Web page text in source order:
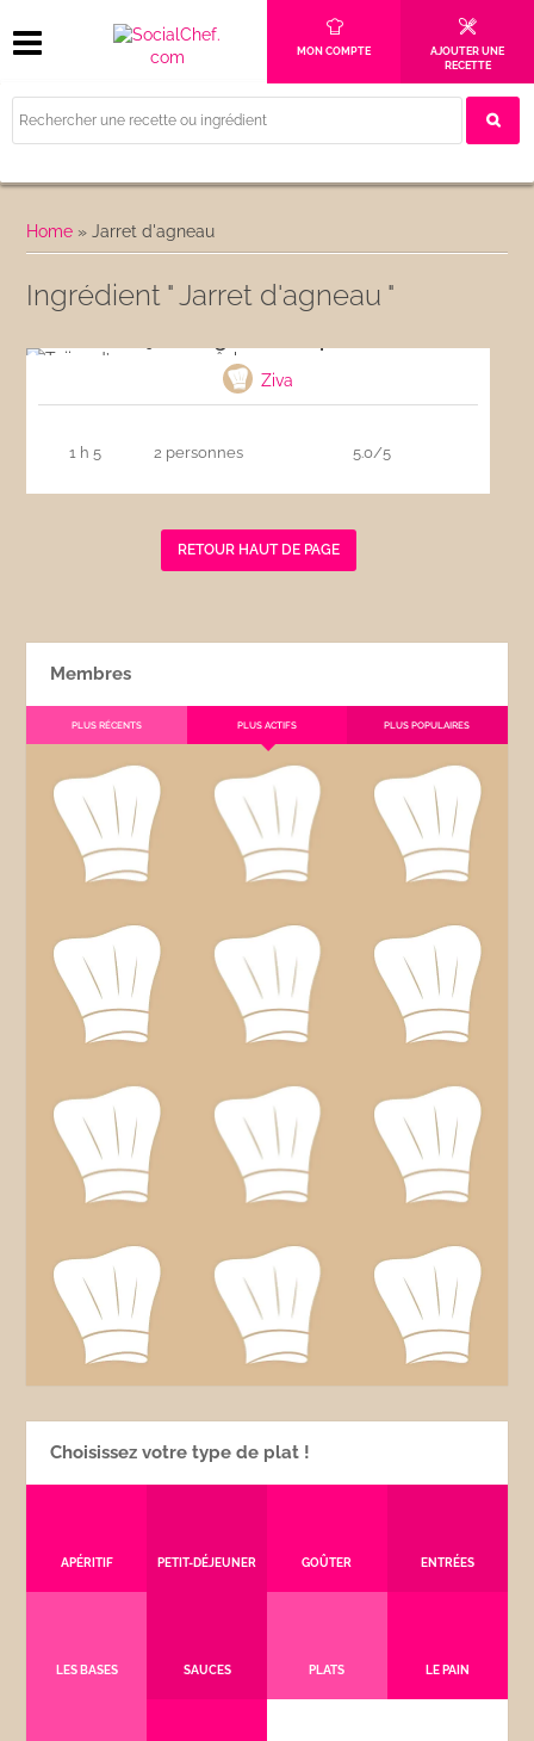
MON COMPTE
AJOUTER UNE
RECETTE
Home »Jarret d'agneau
Ingrédient " Jarret d'agneau "
Ziva
1 h 5 2 personnes 5.0/5
RETOUR HAUT DE PAGE
Membres
PLUS RÉCENTS PLUS ACTIFS PLUS POPULAIRES
Choisissez votre type de plat !
APÉRITIF PETIT-DÉJEUNER GOÛTER ENTRÉES
LES BASES SAUCES PLATS LE PAIN